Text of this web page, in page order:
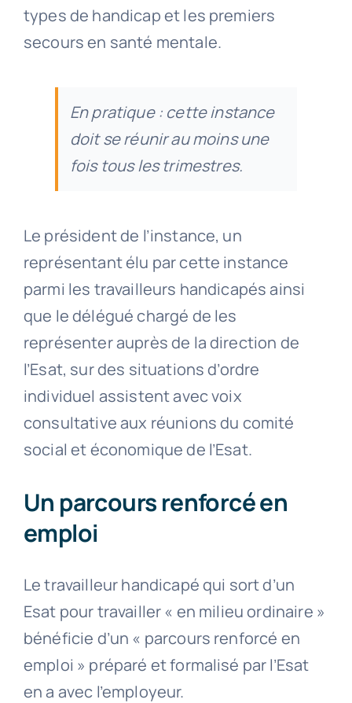
types de handicap et les premiers
secours en santé mentale.
En pratique : cette instance
doit se réunir au moins une
fois tous les trimestres.
Le président de l’instance, un
représentant élu par cette instance
parmi les travailleurs handicapés ainsi
que le délégué chargé de les
représenter auprès de la direction de
l’Esat, sur des situations d’ordre
individuel assistent avec voix
consultative aux réunions du comité
social et économique de l’Esat.
Un parcours renforcé en
emploi
Le travailleur handicapé qui sort d’un
Esat pour travailler « en milieu ordinaire »
bénéficie d’un « parcours renforcé en
emploi » préparé et formalisé par l’Esat
en a avec l’employeur.